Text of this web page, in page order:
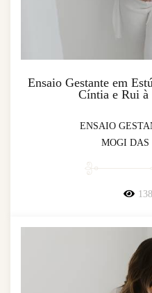
Ensaio Gestante em
Cíntia e Rui à
ENSAIO
MOGI DAS
138